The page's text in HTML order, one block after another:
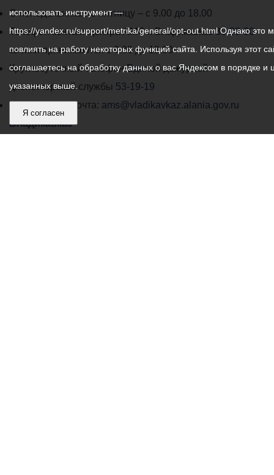
График
работы
администрации
местного
самоуправления
города
Владикавказ:
С понедельника по пятницу – с 9.00 до 18.00
Телефон контакт-центра АМС г. Владикавказ30-30-30
звонки принимаются с 9:00 до 18:00
Круглосуточный телефон Единой дежурной
диспетчерской службы 53-19-19
Электронная почта: ams@vladikavkaz.alania.gov.ru
Владикавказ
использовать инструмент —
https://yandex.ru/support/metrika/general/opt-out.html Однако это
повлиять на работу некоторых функций сайта. Используя этот
соглашаетесь на обработку данных о вас Яндексом в порядке и
указанных выше.
Я согласен